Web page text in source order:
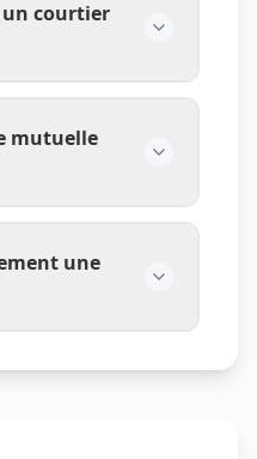
un courtier
mutuelle
une